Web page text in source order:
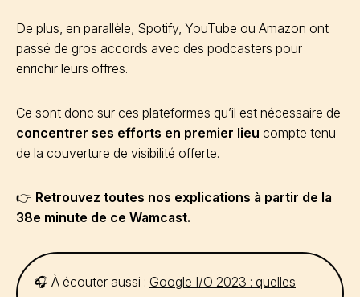
De plus, en parallèle, Spotify, YouTube ou Amazon ont
passé de gros accords avec des podcasters pour
enrichir leurs offres.
Ce sont donc sur ces plateformes qu’il est nécessaire de
concentrer ses efforts en premier lieu compte tenu
de la couverture de visibilité offerte.
👉 Retrouvez toutes nos explications à partir de la
38e minute de ce Wamcast.
🎧 À écouter aussi : Google I/O 2023 : quelles